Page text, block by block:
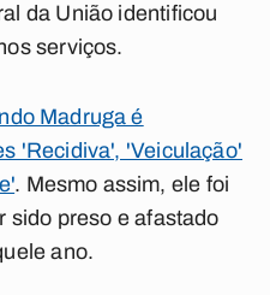
da União identificou
serviços.
Madruga é
'Recidiva', 'Veiculação'
. Mesmo assim, ele foi
sido preso e afastado
ano.